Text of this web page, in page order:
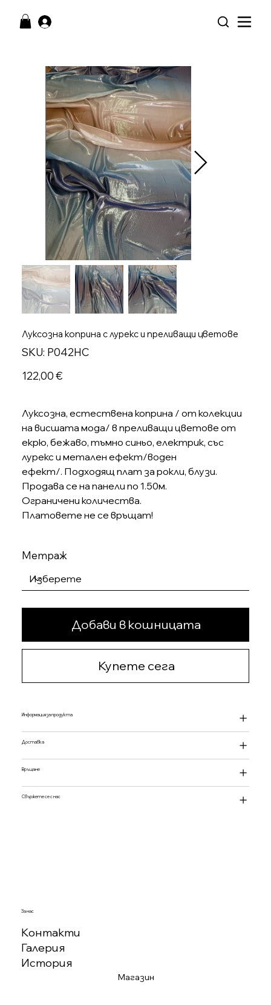
Луксозна коприна с лурекс и преливащи цветове
SKU: SKU
P042HC
P042HC
Цена
122,00 €
Луксозна, естествена коприна / от колекции
на висшата мода/ в преливащи цветове от
екрю, бежаво, тъмно синьо, електрик, със
лурекс и метален ефект/воден
ефект/. Подходящ плат за рокли, блузи.
Продава се на панели по 1.50м.
Ограничени количества.
Платовете не се връщат!
Метраж
Добави в кошницата
Купете сега
Информация за продукта
Доставка
Връщане
Свържете се с нас
За нас
Контакти
Галерия
История
Магазин